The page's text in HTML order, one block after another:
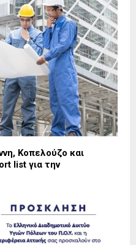
Κοπελούζο και
list για την